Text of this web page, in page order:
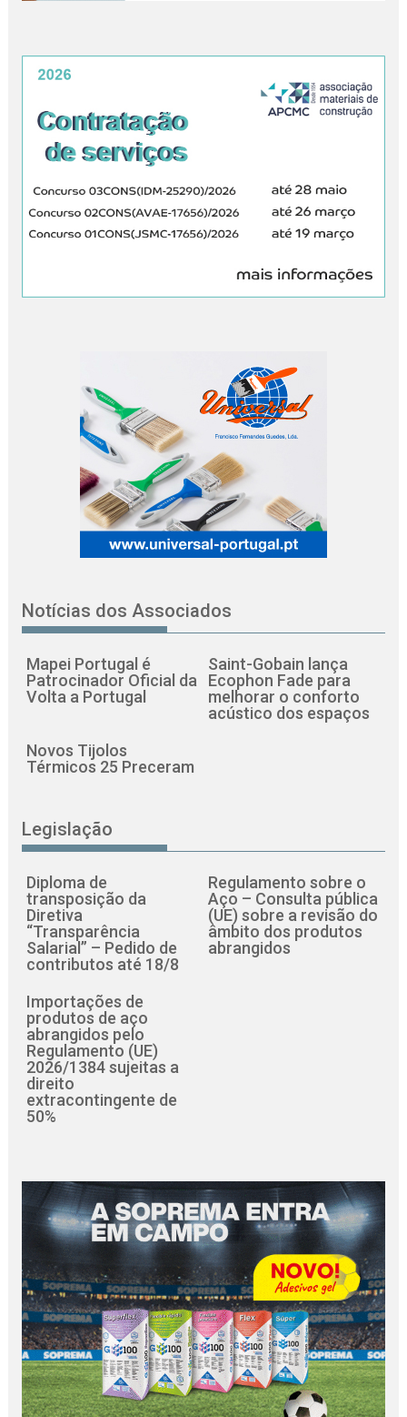
Notícias dos Associados
Mapei Portugal é
Patrocinador Oficial da
Volta a Portugal
Saint-Gobain lança
Ecophon Fade para
melhorar o conforto
acústico dos espaços
Novos Tijolos
Térmicos 25 Preceram
Legislação
Diploma de
transposição da
Diretiva
“Transparência
Salarial” – Pedido de
contributos até 18/8
Regulamento sobre o
Aço – Consulta pública
(UE) sobre a revisão do
âmbito dos produtos
abrangidos
Importações de
produtos de aço
abrangidos pelo
Regulamento (UE)
2026/1384 sujeitas a
direito
extracontingente de
50%